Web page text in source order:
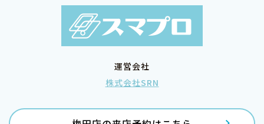
運営会社
株式会社SRN